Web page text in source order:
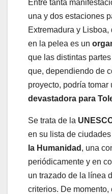
Entre tanta
una y dos estaciones
Extremadura y
en la pelea es un
que las distintas
que, dependiendo de
proyecto, podría tomar
devastadora para
Se trata de la
en su lista de ciudades
la Humanidad , una
periódicamente y en
un trazado de la línea
criterios. De